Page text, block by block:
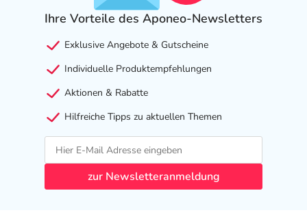
Ihre Vorteile des Aponeo-Newsletters
Exklusive Angebote & Gutscheine
Individuelle Produktempfehlungen
Aktionen & Rabatte
Hilfreiche Tipps zu aktuellen Themen
zur Newsletteranmeldung